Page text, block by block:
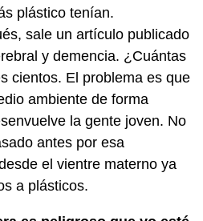
plástico tenían.
sale un artículo publicado
y demencia. ¿Cuántas
cientos. El problema es que
ambiente de forma
la gente joven. No
antes por esa
el vientre materno ya
a plásticos.